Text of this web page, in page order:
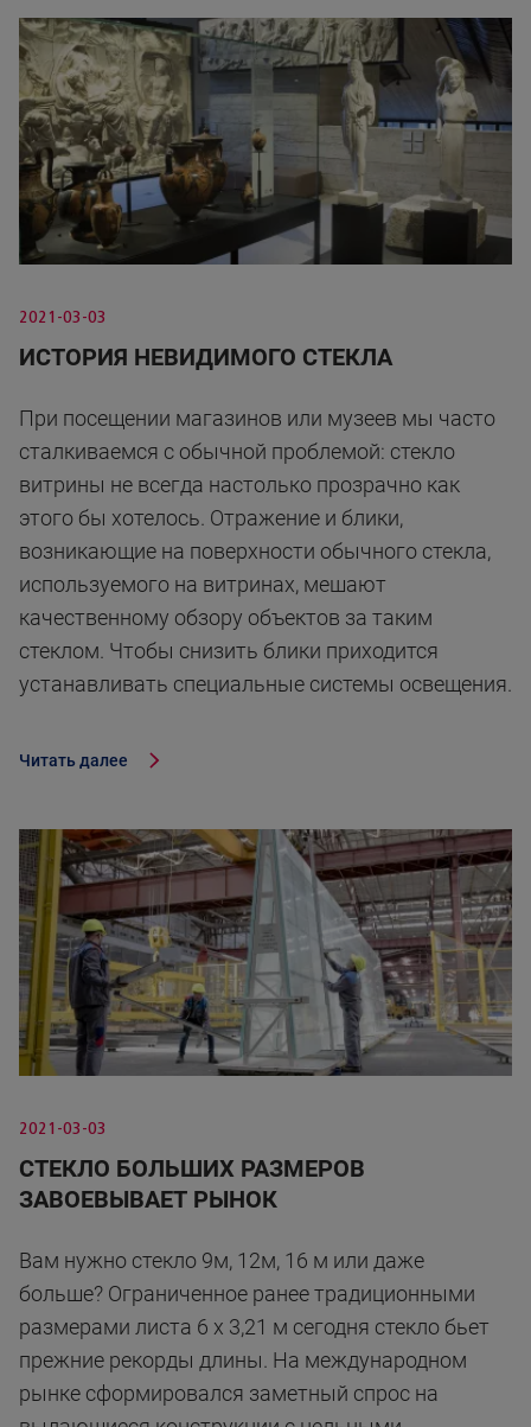
2021-03-03
ИСТОРИЯ НЕВИДИМОГО СТЕКЛА
При посещении магазинов или музеев мы часто
сталкиваемся с обычной проблемой: стекло
витрины не всегда настолько прозрачно как
этого бы хотелось. Отражение и блики,
возникающие на поверхности обычного стекла,
используемого на витринах, мешают
качественному обзору объектов за таким
стеклом. Чтобы снизить блики приходится
устанавливать специальные системы освещения.
Читать далее
2021-03-03
СТЕКЛО БОЛЬШИХ РАЗМЕРОВ
ЗАВОЕВЫВАЕТ РЫНОК
Вам нужно стекло 9м, 12м, 16 м или даже
больше? Ограниченное ранее традиционными
размерами листа 6 x 3,21 м сегодня стекло бьет
прежние рекорды длины. На международном
рынке сформировался заметный спрос на